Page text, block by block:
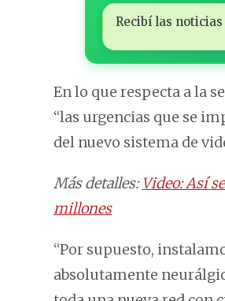
Recibí las
En lo que respecta a la
“las urgencias que se
del nuevo sistema de
Más detalles: Video: Así
millones
“Por supuesto,
absolutamente